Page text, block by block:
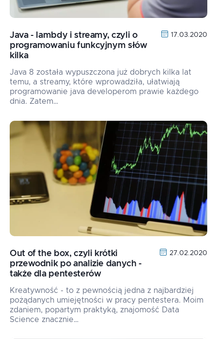
Java - lambdy i streamy, czyli o
programowaniu funkcyjnym słów
kilka
17.03.2020
Java 8 została wypuszczona już dobrych kilka lat
temu, a streamy, które wprowadziła, ułatwiają
programowanie java developerom prawie każdego
dnia. Zatem…
Out of the box, czyli krótki
przewodnik po analizie danych -
także dla pentesterów
27.02.2020
Kreatywność - to z pewnością jedna z najbardziej
pożądanych umiejętności w pracy pentestera. Moim
zdaniem, popartym praktyką, znajomość Data
Science znacznie…